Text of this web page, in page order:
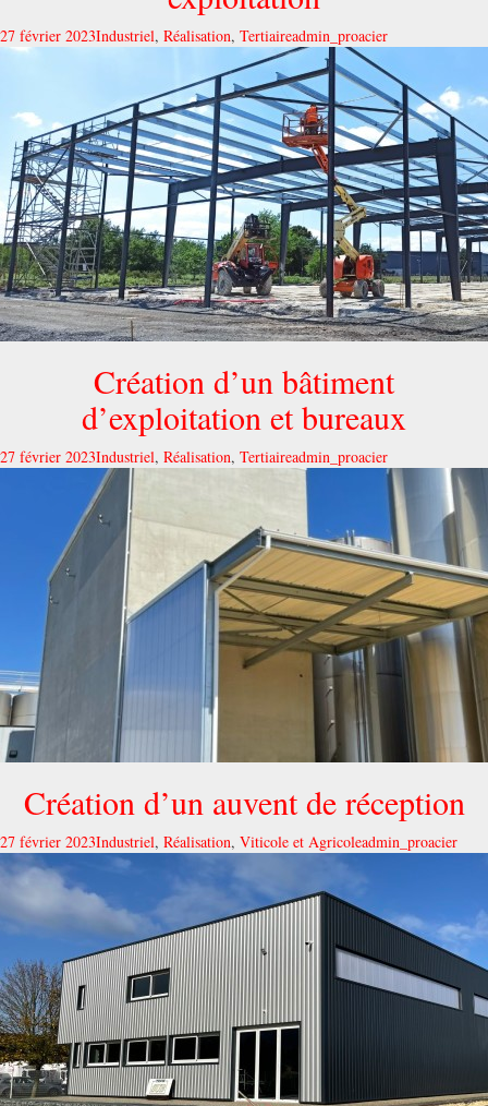
27 février 2023Industriel, Réalisation, Tertiaireadmin_proacier
Création d’un bâtiment
d’exploitation et bureaux
27 février 2023Industriel, Réalisation, Tertiaireadmin_proacier
Création d’un auvent de réception
27 février 2023Industriel, Réalisation, Viticole et Agricoleadmin_proacier